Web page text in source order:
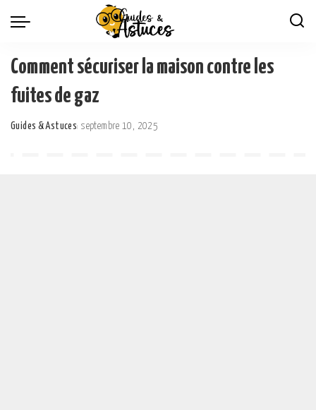
Comment sécuriser la maison contre les
fuites de gaz
Guides & Astuces septembre 10, 2025